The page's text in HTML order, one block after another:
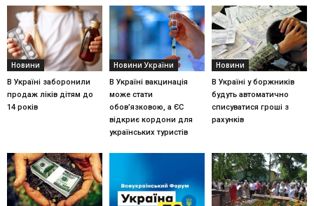
Новини
В Україні заборонили
продаж ліків дітям до
14 років
Новини України
В Україні вакцинація
може стати
обов’язковою, а ЄС
відкриє кордони для
українських туристів
Новини
В Україні у боржників
будуть автоматично
списуватися гроші з
рахунків